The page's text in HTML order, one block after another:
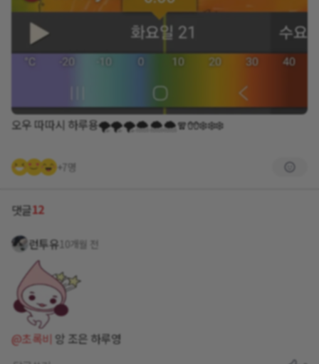
오우 따따시 하루용🌪🌪🌪🌨🌨🌨🧣🧤❄️❄️❄️
+7명
댓글12
런투유 10개월 전
@초록비 앙 조은 하루영